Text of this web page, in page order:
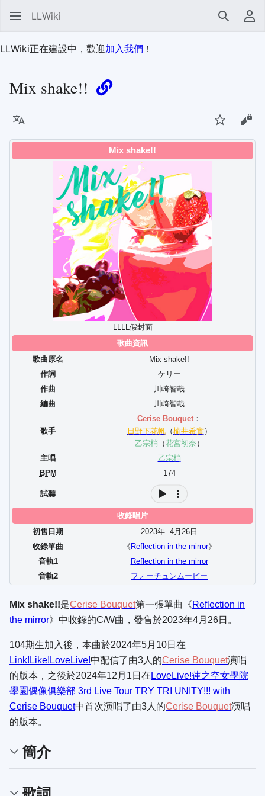
LLWiki 搜尋 使
LLWiki正在建設中，歡迎加入我們 ！
Mix shake!!
語言 監視 檢
Mix shake!!
LLLL假封面
歌曲資訊
歌曲原名
Mix shake!!
作詞
ケリー
作曲
川崎智哉
編曲
川崎智哉
歌手
Cerise Bouquet ：
日野下花帆（榆井希實）
乙宗梢 （花宮初奈 ）
主唱
乙宗梢
BPM
174
試聽
收錄唱片
初售日期
2023年 4月 26 日
收錄單曲
《 Reflection in the mirror》
音軌1
Reflection in the mirror
音軌2
フォーチュンムービー
Mix shake!!是Cerise Bouquet第一張單曲《Reflection in
the mirror》中收錄的C/W曲，發售於2023年4月26日。
104期生加入後，本曲於2024年5月10日在
Link!Like!LoveLive!中配信了由3人的Cerise Bouquet演唱
的版本，之後於2024年12月1日在 LoveLive!蓮之空女學院
學園偶像俱樂部 3rd Live Tour TRY TRI UNITY!!! with
Cerise Bouquet中首次演唱了由3人的Cerise Bouquet演唱
的版本。
簡介